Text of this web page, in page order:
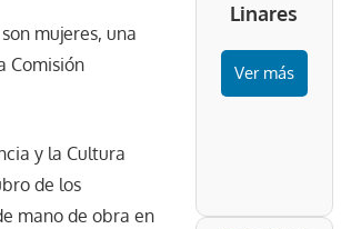
mujeres, una
Comisión
y la Cultura
de los
mano de obra en
Linares
Ver más